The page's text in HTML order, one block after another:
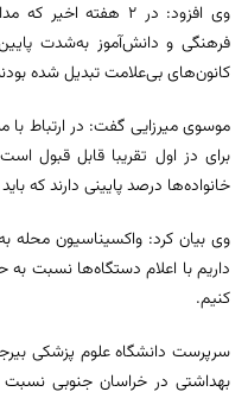
وی افزود: در ۲ هفته‌
فرهنگی و دانش‌آموز به‌شدت
کانون‌های بی‌علامت تبدیل شده
برای دز اول تقریبا قابل قبول
خانواده‌ها درصد پایینی دارند که
وی بیان کرد: واکسیناسیون محله
داریم با اعلام دستگاه‌ها نسبت
کنیم.
سرپرست دانشگاه علوم پزشکی
بهداشتی در خراسان جنوبی نسبت